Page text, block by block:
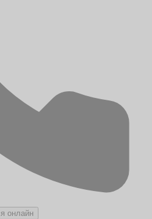
онлайн